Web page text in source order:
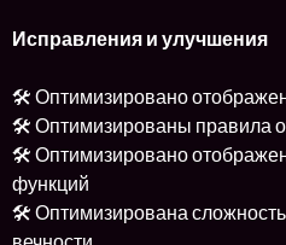
Исправления и улучшения
🛠 Оптимизировано
🛠 Оптимизированы правила
🛠 Оптимизировано
функций
🛠 Оптимизирована